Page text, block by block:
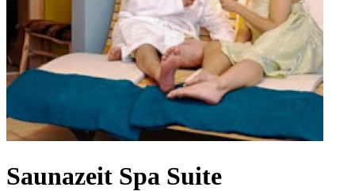
Saunazeit Spa Suite